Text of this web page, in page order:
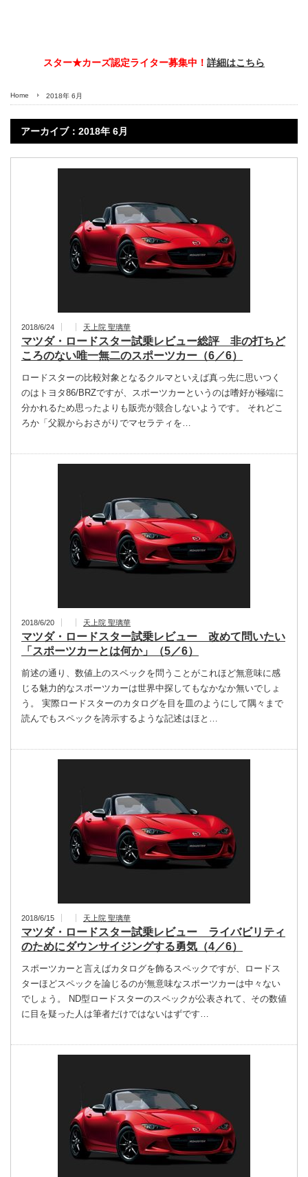
スター★カーズ認定ライター募集中！ 詳細はこちら
Home 2018年 6月
アーカイブ：2018年 6月
2018/6/24 天上院 聖璃華
マツダ・ロードスター試乗レビュー総評 非の打ちど
ころのない唯一無二のスポーツカー（6／6）
ロードスターの比較対象となるクルマといえば真っ先に思いつく
のはトヨタ86/BRZですが、スポーツカーというのは嗜好が極端に
分かれるため思ったよりも販売が競合しないようです。 それどこ
ろか「父親からおさがりでマセラティを…
2018/6/20 天上院 聖璃華
マツダ・ロードスター試乗レビュー 改めて問いたい
「スポーツカーとは何か」（5／6）
前述の通り、数値上のスペックを問うことがこれほど無意味に感
じる魅力的なスポーツカーは世界中探してもなかなか無いでしょ
う。 実際ロードスターのカタログを目を皿のようにして隅々まで
読んでもスペックを誇示するような記述はほと…
2018/6/15 天上院 聖璃華
マツダ・ロードスター試乗レビュー ライバビリティ
のためにダウンサイジングする勇気（4／6）
スポーツカーと言えばカタログを飾るスペックですが、ロードス
ターほどスペックを論じるのが無意味なスポーツカーは中々ない
でしょう。 ND型ロードスターのスペックが公表されて、その数値
に目を疑った人は筆者だけではないはずです…